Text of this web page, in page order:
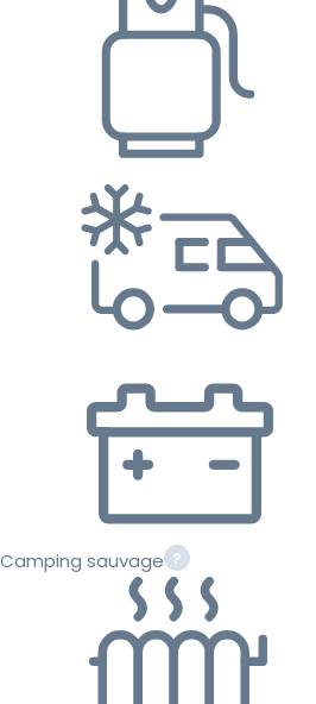
Camping sauvage